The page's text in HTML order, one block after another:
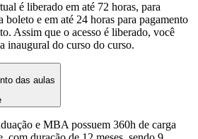
é liberado em até 72 horas, para
boleto e em até 24 horas para pagamento
Assim que o acesso é liberado, você
inaugural do curso do curso.
das aulas
e MBA possuem 360h de carga